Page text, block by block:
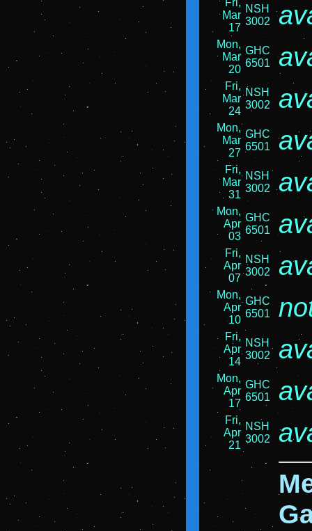
Fri,
Mar
17
NSH
3002
Mon,
Mar
20
GHC
6501
Fri,
Mar
24
NSH
3002
Mon,
Mar
27
GHC
6501
Fri,
Mar
31
NSH
3002
Mon,
Apr
03
GHC
6501
Fri,
Apr
07
NSH
3002
Mon,
Apr
10
GHC
6501
Fri,
Apr
14
NSH
3002
Mon,
Apr
17
GHC
6501
Fri,
Apr
21
NSH
3002